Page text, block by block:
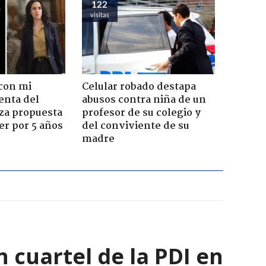
mi
del
propuesta
por 5 años
122
visitas
Celular robado destapa
abusos contra niña de un
profesor de su colegio y
del conviviente de su
madre
de la PDI en